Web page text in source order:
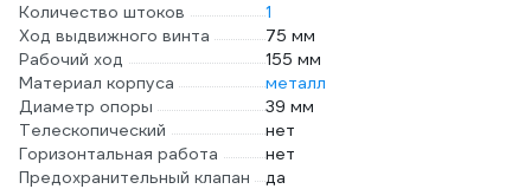
Количество штоков
1
Ход выдвижного винта
75 мм
Рабочий ход
155 мм
Материал корпуса
металл
Диаметр опоры
39 мм
Телескопический
нет
Горизонтальная работа
нет
Предохранительный клапан
да